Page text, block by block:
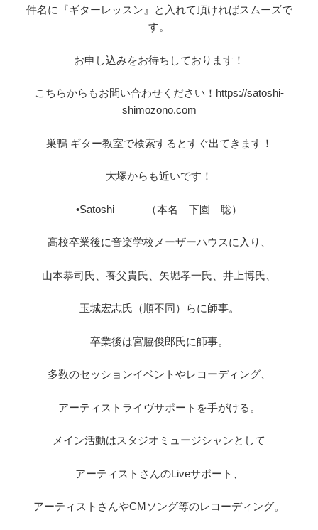
件名に『ギターレッスン』と入れて頂ければスムーズで
す。
お申し込みをお待ちしております！
こちらからもお問い合わせください！https://satoshi-
shimozono.com
巣鴨 ギター教室で検索するとすぐ出てきます！
大塚からも近いです！
•Satoshi （本名 下園 聡）
高校卒業後に音楽学校メーザーハウスに入り、
山本恭司氏、養父貴氏、矢堀孝一氏、井上博氏、
玉城宏志氏（順不同）らに師事。
卒業後は宮脇俊郎氏に師事。
多数のセッションイベントやレコーディング、
アーティストライヴサポートを手がける。
メイン活動はスタジオミュージシャンとして
アーティストさんのLiveサポート、
アーティストさんやCMソング等のレコーディング。